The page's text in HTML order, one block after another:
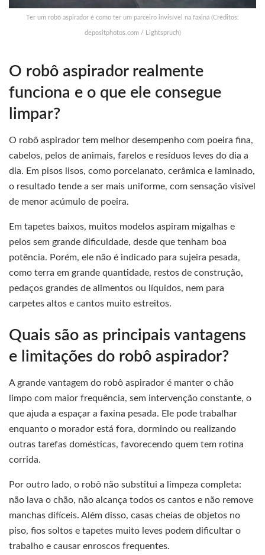
Ter um robô aspirador é como ter um parceiro invisível na faxina (Créditos:
depositphotos.com / Lightspruch)
O robô aspirador realmente
funciona e o que ele consegue
limpar?
O robô aspirador tem melhor desempenho com poeira fina,
cabelos, pelos de animais, farelos e resíduos leves do dia a
dia. Em pisos lisos, como porcelanato, cerâmica e laminado,
o resultado tende a ser mais uniforme, com sensação visível
de menor acúmulo de poeira.
Em tapetes baixos, muitos modelos aspiram migalhas e
pelos sem grande dificuldade, desde que tenham boa
potência. Porém, ele não é indicado para sujeira pesada,
como terra em grande quantidade, restos de construção,
pedaços grandes de alimentos ou líquidos, nem para
carpetes altos e cantos muito estreitos.
Quais são as principais vantagens
e limitações do robô aspirador?
A grande vantagem do robô aspirador é manter o chão
limpo com maior frequência, sem intervenção constante, o
que ajuda a espaçar a faxina pesada. Ele pode trabalhar
enquanto o morador está fora, dormindo ou realizando
outras tarefas domésticas, favorecendo quem tem rotina
corrida.
Por outro lado, o robô não substitui a limpeza completa:
não lava o chão, não alcança todos os cantos e não remove
manchas difíceis. Além disso, casas cheias de objetos no
piso, fios soltos e tapetes muito leves podem dificultar o
trabalho e causar enroscos frequentes.